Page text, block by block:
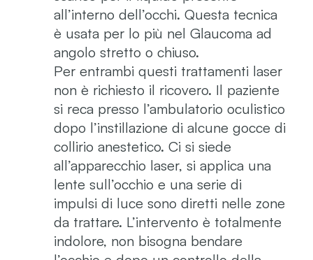
all’interno dell’occhi. Questa tecnica
è usata per lo più nel Glaucoma ad
angolo stretto o chiuso.
Per entrambi questi trattamenti laser
non è richiesto il ricovero. Il paziente
si reca presso l’ambulatorio oculistico
dopo l’instillazione di alcune gocce di
collirio anestetico. Ci si siede
all’apparecchio laser, si applica una
lente sull’occhio e una serie di
impulsi di luce sono diretti nelle zone
da trattare. L’intervento è totalmente
indolore, non bisogna bendare